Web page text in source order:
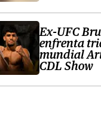
Ex-UFC
enfrenta
mundial
CDL Show